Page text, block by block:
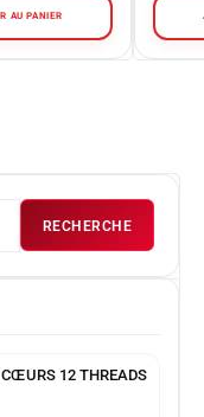
AU PANIER
RECHERCHE
12 THREADS